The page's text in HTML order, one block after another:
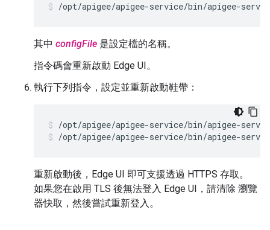
/opt/apigee/apigee-service/bin/apigee-
其中 configFile 是設定檔的名稱。
指令碼會重新啟動 Edge UI。
執行下列指令，設定並重新啟動鞋帶：
/opt/apigee/apigee-service/bin/apigee-
/opt/apigee/apigee-service/bin/apigee-
重新啟動後，Edge UI 即可支援透過 HTTPS 存取。
如果您在啟用 TLS 後無法登入 Edge UI，請清除 瀏覽
器快取，然後嘗試重新登入。